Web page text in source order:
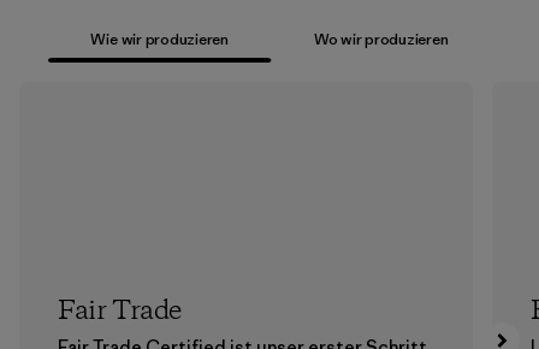
Wie wir produzieren Wo wir produzieren
Fair Trade